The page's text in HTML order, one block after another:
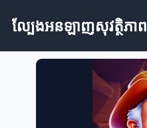
ល្បែងអនឡាញសុវត្ថិភាព